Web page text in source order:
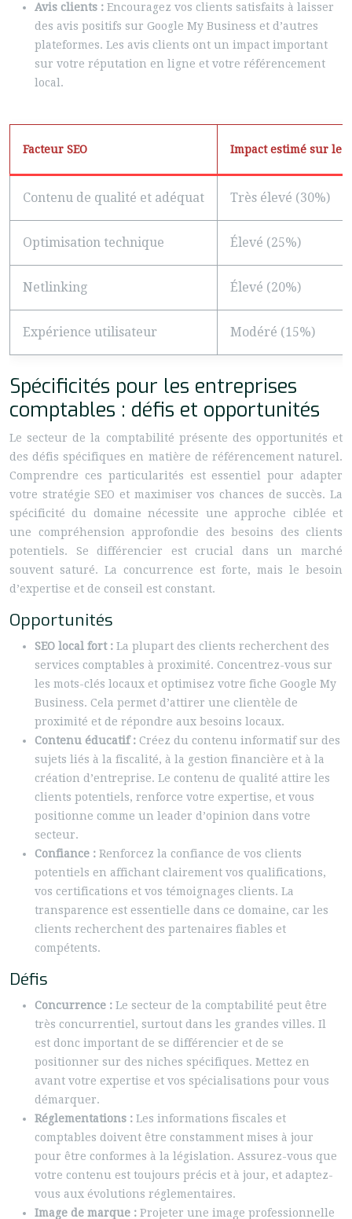
Avis clients : Encouragez vos clients satisfaits à laisser
des avis positifs sur Google My Business et d’autres
plateformes. Les avis clients ont un impact important
sur votre réputation en ligne et votre référencement
local.
Facteur SEO Impact estimé sur le
Contenu de qualité et adéquat Très élevé (30%)
Optimisation technique Élevé (25%)
Netlinking Élevé (20%)
Expérience utilisateur Modéré (15%)
Spécificités pour les entreprises
comptables : défis et opportunités
Le secteur de la comptabilité présente des opportunités et
des défis spécifiques en matière de référencement naturel.
Comprendre ces particularités est essentiel pour adapter
votre stratégie SEO et maximiser vos chances de succès. La
spécificité du domaine nécessite une approche ciblée et
une compréhension approfondie des besoins des clients
potentiels. Se différencier est crucial dans un marché
souvent saturé. La concurrence est forte, mais le besoin
d’expertise et de conseil est constant.
Opportunités
SEO local fort : La plupart des clients recherchent des
services comptables à proximité. Concentrez-vous sur
les mots-clés locaux et optimisez votre fiche Google My
Business. Cela permet d’attirer une clientèle de
proximité et de répondre aux besoins locaux.
Contenu éducatif : Créez du contenu informatif sur des
sujets liés à la fiscalité, à la gestion financière et à la
création d’entreprise. Le contenu de qualité attire les
clients potentiels, renforce votre expertise, et vous
positionne comme un leader d’opinion dans votre
secteur.
Confiance : Renforcez la confiance de vos clients
potentiels en affichant clairement vos qualifications,
vos certifications et vos témoignages clients. La
transparence est essentielle dans ce domaine, car les
clients recherchent des partenaires fiables et
compétents.
Défis
Concurrence : Le secteur de la comptabilité peut être
très concurrentiel, surtout dans les grandes villes. Il
est donc important de se différencier et de se
positionner sur des niches spécifiques. Mettez en
avant votre expertise et vos spécialisations pour vous
démarquer.
Réglementations : Les informations fiscales et
comptables doivent être constamment mises à jour
pour être conformes à la législation. Assurez-vous que
votre contenu est toujours précis et à jour, et adaptez-
vous aux évolutions réglementaires.
Image de marque : Projeter une image professionnelle